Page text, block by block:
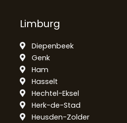
Limburg
Diepenbeek
Genk
Ham
Hasselt
Hechtel-Eksel
Herk-de-Stad
Heusden-Zolder